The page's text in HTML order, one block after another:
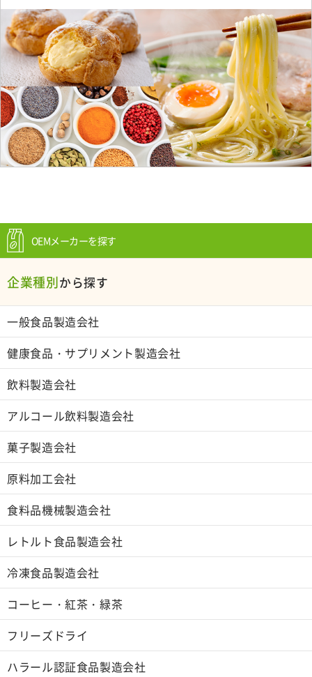
OEMメーカーを探す
企業種別から探す
一般食品製造会社
健康食品・サプリメント製造会社
飲料製造会社
アルコール飲料製造会社
菓子製造会社
原料加工会社
食料品機械製造会社
レトルト食品製造会社
冷凍食品製造会社
コーヒー・紅茶・緑茶
フリーズドライ
ハラール認証食品製造会社